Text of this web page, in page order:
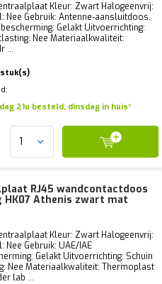
Kleur: Zwart Halogeenvrij:
Nee Gebruik: Antenne-aansluitdoos,
Gelakt Uitvoerrichting:
Nee Materiaalkwaliteit:
...
21u besteld, dinsdag in huis*
RJ45 wandcontactdoos
HK07 Athenis zwart mat
Kleur: Zwart Halogeenvrij:
Nee Gebruik: UAE/IAE
Gelakt Uitvoerrichting: Schuin
Nee Materiaalkwaliteit: Thermoplast
lab ...